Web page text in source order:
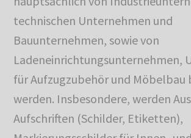
technischen Unternehmen und
Bauunternehmen, sowie von
Ladeneinrichtungsunternehmen,
für Aufzugzubehör und Möbelbau
werden. Insbesondere, werden
Aufschriften (Schilder, Etiketten),